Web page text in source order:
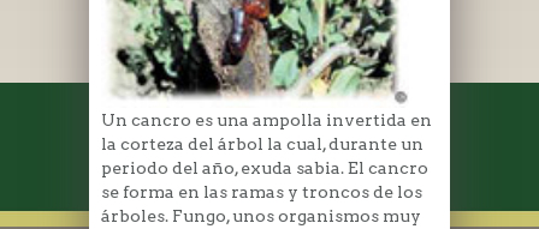
Un cancro es una ampolla invertida en
la corteza del árbol la cual, durante un
periodo del año, exuda sabia. El cancro
se forma en las ramas y troncos de los
árboles. Fungo, unos organismos muy